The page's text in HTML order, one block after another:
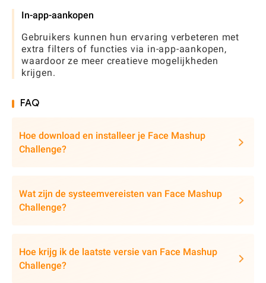
In-app-aankopen
Gebruikers kunnen hun ervaring verbeteren met
extra filters of functies via in-app-aankopen,
waardoor ze meer creatieve mogelijkheden
krijgen.
FAQ
Hoe download en installeer je Face Mashup
Challenge?
Wat zijn de systeemvereisten van Face Mashup
Challenge?
Hoe krijg ik de laatste versie van Face Mashup
Challenge?